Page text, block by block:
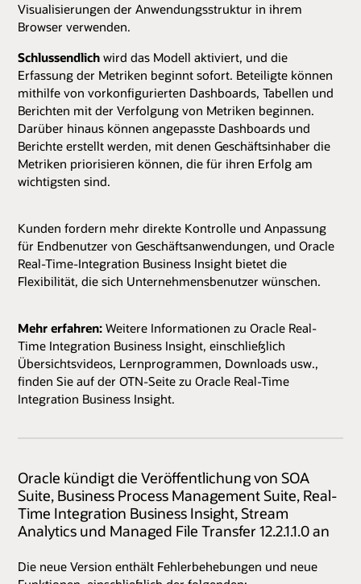
Visualisierungen der Anwendungsstruktur in ihrem
Browser verwenden.
Schlussendlich wird das Modell aktiviert, und die
Erfassung der Metriken beginnt sofort. Beteiligte können
mithilfe von vorkonfigurierten Dashboards, Tabellen und
Berichten mit der Verfolgung von Metriken beginnen.
Darüber hinaus können angepasste Dashboards und
Berichte erstellt werden, mit denen Geschäftsinhaber die
Metriken priorisieren können, die für ihren Erfolg am
wichtigsten sind.
Kunden fordern mehr direkte Kontrolle und Anpassung
für Endbenutzer von Geschäftsanwendungen, und Oracle
Real-Time-Integration Business Insight bietet die
Flexibilität, die sich Unternehmensbenutzer wünschen.
Mehr erfahren: Weitere Informationen zu Oracle Real-
Time Integration Business Insight, einschließlich
Übersichtsvideos, Lernprogrammen, Downloads usw.,
finden Sie auf der OTN-Seite zu Oracle Real-Time
Integration Business Insight.
Oracle kündigt die Veröffentlichung von SOA
Suite, Business Process Management Suite, Real-
Time Integration Business Insight, Stream
Analytics und Managed File Transfer 12.2.1.1.0 an
Die neue Version enthält Fehlerbehebungen und neue